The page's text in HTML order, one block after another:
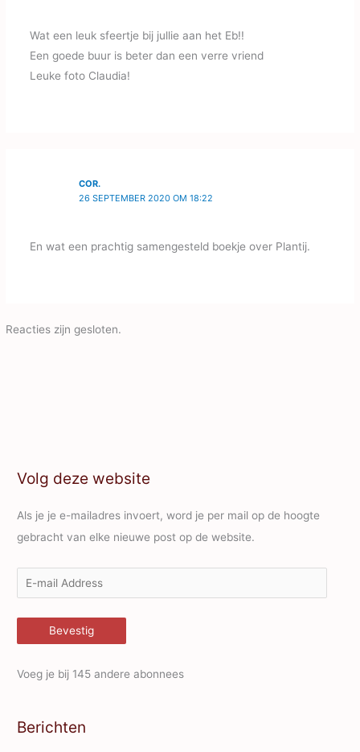
Wat een leuk sfeertje bij jullie aan het Eb!!
Een goede buur is beter dan een verre vriend
Leuke foto Claudia!
COR.
26 SEPTEMBER 2020 OM 18:22
En wat een prachtig samengesteld boekje over Plantij.
Reacties zijn gesloten.
Volg deze website
Als je je e-mailadres invoert, word je per mail op de hoogte
gebracht van elke nieuwe post op de website.
-
m
a
d
Bevestig
Voeg je bij 145 andere abonnees
Berichten